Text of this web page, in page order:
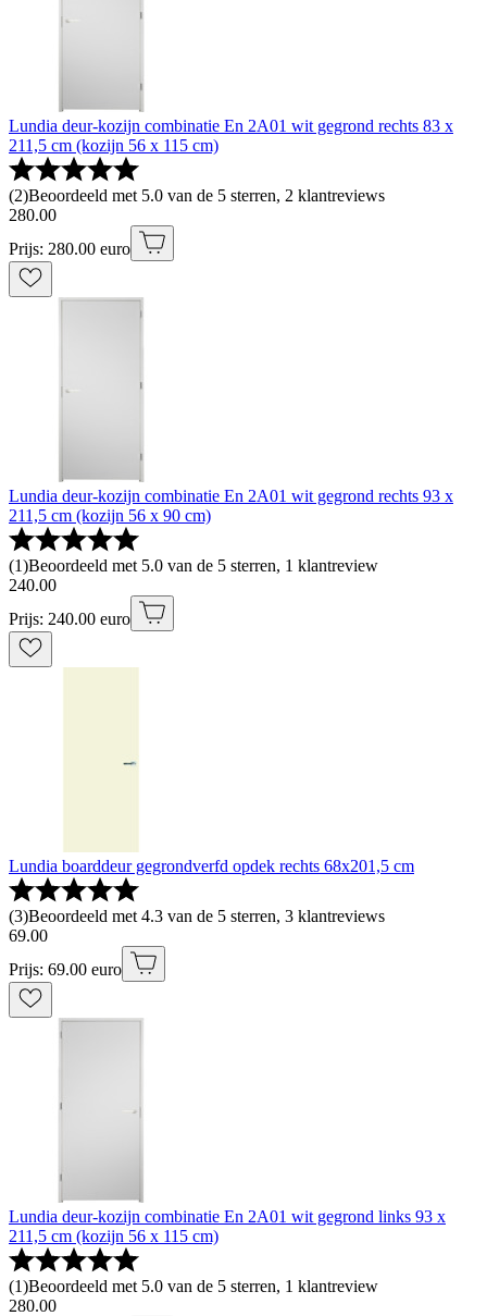
Lundia deur-kozijn combinatie En 2A01 wit gegrond rechts 83 x
211,5 cm (kozijn 56 x 115 cm)
(2)Beoordeeld met 5.0 van de 5 sterren, 2 klantreviews
280.00
Prijs: 280.00 euro
Lundia deur-kozijn combinatie En 2A01 wit gegrond rechts 93 x
211,5 cm (kozijn 56 x 90 cm)
(1)Beoordeeld met 5.0 van de 5 sterren, 1 klantreview
240.00
Prijs: 240.00 euro
Lundia boarddeur gegrondverfd opdek rechts 68x201,5 cm
(3)Beoordeeld met 4.3 van de 5 sterren, 3 klantreviews
69.00
Prijs: 69.00 euro
Lundia deur-kozijn combinatie En 2A01 wit gegrond links 93 x
211,5 cm (kozijn 56 x 115 cm)
(1)Beoordeeld met 5.0 van de 5 sterren, 1 klantreview
280.00